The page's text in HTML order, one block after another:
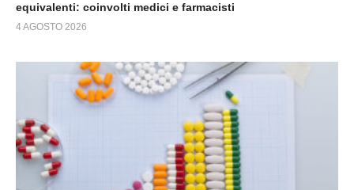
equivalenti: coinvolti medici e farmacisti
4 AGOSTO 2026